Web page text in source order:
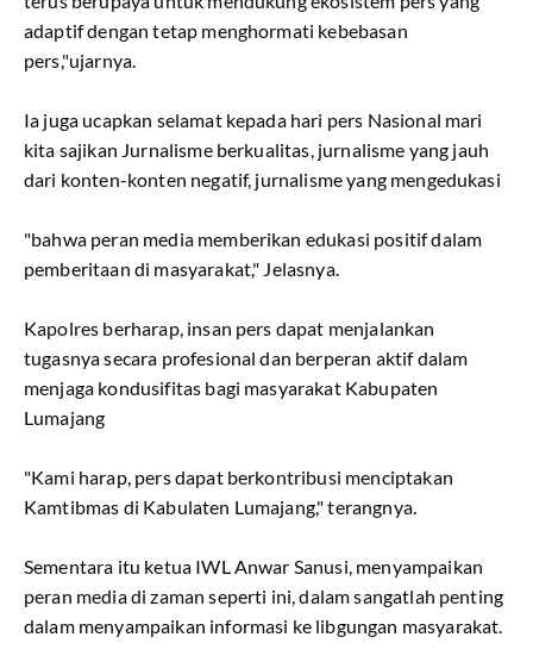
adaptif dengan tetap menghormati kebebasan
pers,"ujarnya.
Ia juga ucapkan selamat kepada hari pers Nasional mari
kita sajikan Jurnalisme berkualitas, jurnalisme yang jauh
dari konten-konten negatif, jurnalisme yang mengedukasi
"bahwa peran media memberikan edukasi positif dalam
pemberitaan di masyarakat," Jelasnya.
Kapolres berharap, insan pers dapat menjalankan
tugasnya secara profesional dan berperan aktif dalam
menjaga kondusifitas bagi masyarakat Kabupaten
Lumajang
"Kami harap, pers dapat berkontribusi menciptakan
Kamtibmas di Kabulaten Lumajang," terangnya.
Sementara itu ketua IWL Anwar Sanusi, menyampaikan
peran media di zaman seperti ini, dalam sangatlah penting
dalam menyampaikan informasi ke libgungan masyarakat.